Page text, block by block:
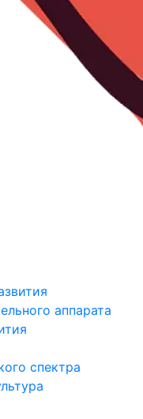
аппарата
спектра